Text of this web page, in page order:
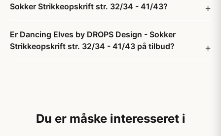
Sokker Strikkeopskrift str. 32/34 - 41/43?
Er Dancing Elves by DROPS Design - Sokker
Strikkeopskrift str. 32/34 - 41/43 på tilbud?
Du er måske interesseret i